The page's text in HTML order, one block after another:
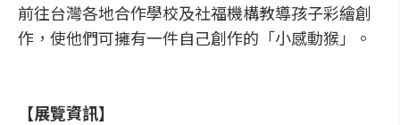
前往台灣各地合作學校及社福機構教導孩子彩繪創
作，使他們可擁有一件自己創作的「小感動猴」。
【展覽資訊】